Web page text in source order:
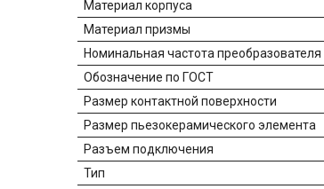
Материал корпуса
Материал призмы
Номинальная частота преобразователя
Обозначение по ГОСТ
Размер контактной поверхности
Размер пьезокерамического элемента
Разъем подключения
Тип